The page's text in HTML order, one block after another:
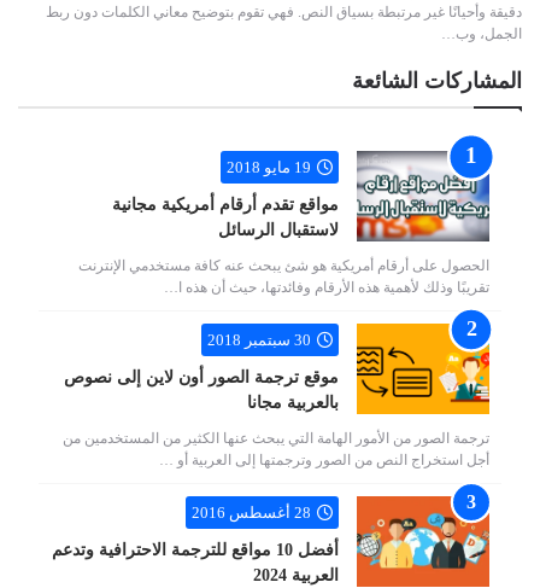
دقيقة وأحيانًا غير مرتبطة بسياق النص. فهي تقوم بتوضيح معاني الكلمات دون ربط
الجمل، وب…
المشاركات الشائعة
19 مايو 2018
مواقع تقدم أرقام أمريكية مجانية
لاستقبال الرسائل
الحصول على أرقام أمريكية هو شئ يبحث عنه كافة مستخدمي الإنترنت
تقريبًا وذلك لأهمية هذه الأرقام وفائدتها، حيث أن هذه ا…
30 سبتمبر 2018
موقع ترجمة الصور أون لاين إلى نصوص
بالعربية مجانا
ترجمة الصور من الأمور الهامة التي يبحث عنها الكثير من المستخدمين من
أجل استخراج النص من الصور وترجمتها إلى العربية أو …
28 أغسطس 2016
أفضل 10 مواقع للترجمة الاحترافية وتدعم
العربية 2024